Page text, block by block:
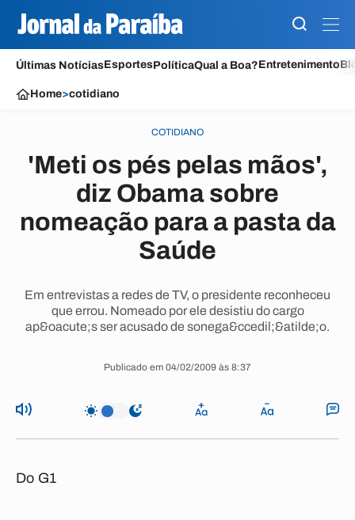
Últimas NotíciasEsportesPolíticaQual a Boa?Entretenimento
Home>cotidiano
COTIDIANO
'Meti os pés pelas mãos',
diz Obama sobre
nomeação para a pasta da
Saúde
Em entrevistas a redes de TV, o presidente reconheceu
que errou. Nomeado por ele desistiu do cargo
ap&oacute;s ser acusado de sonega&ccedil;&atilde;o.
Publicado em 04/02/2009 às 8:37
Do G1